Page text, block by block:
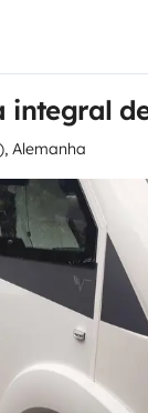
integral
Alemanha